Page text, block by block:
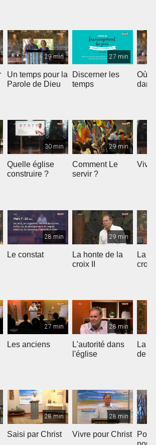
29 min
Un temps pour la
Parole de Dieu
27 min
Discerner les
temps
Où
dans
30 min
Quelle église
construire ?
29 min
Comment Le
servir ?
28 min
Le constat
29 min
La honte de la
croix II
La
croix
27 min
Les anciens
28 min
L'autorité dans
l'église
La
de
28 min
Saisi par Christ
28 min
Vivre pour Christ